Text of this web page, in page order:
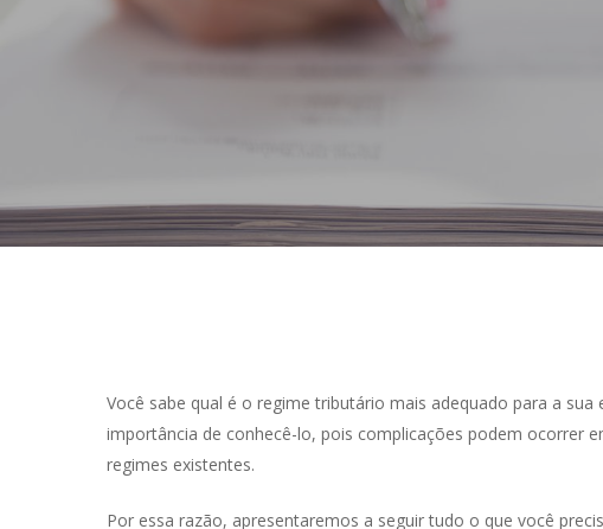
Hit enter to search or ESC to close
Você sabe qual é o regime tributário mais adequado para a
importância de conhecê-lo, pois complicações podem ocorrer
regimes existentes.
Por essa razão, apresentaremos a seguir tudo o que você